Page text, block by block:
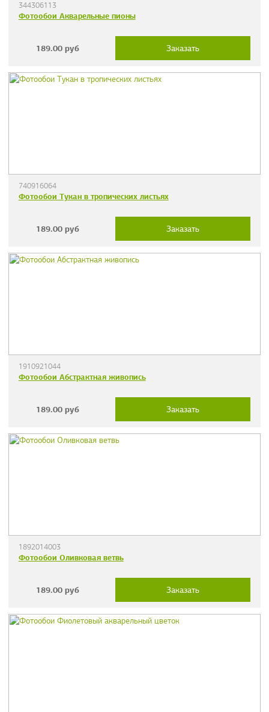
344306113
Фотообои Акварельные пионы
189.00 руб Заказать
740916064
Фотообои Тукан в тропических листьях
189.00 руб Заказать
1910921044
Фотообои Абстрактная живопись
189.00 руб Заказать
1892014003
Фотообои Оливковая ветвь
189.00 руб Заказать